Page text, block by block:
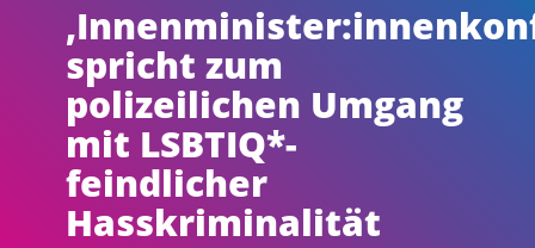
spricht zum
polizeilichen Umgang
mit LSBTIQ*-
feindlicher
Hasskriminalität